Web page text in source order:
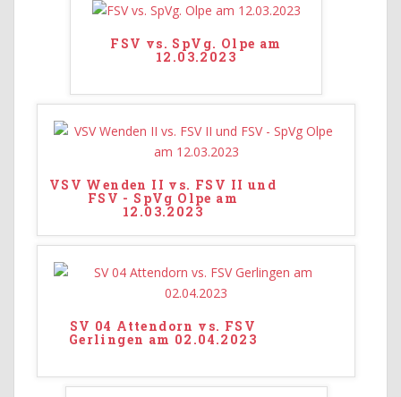
FSV vs. SpVg. Olpe am
12.03.2023
VSV Wenden II vs. FSV II und
FSV - SpVg Olpe am
12.03.2023
SV 04 Attendorn vs. FSV
Gerlingen am 02.04.2023